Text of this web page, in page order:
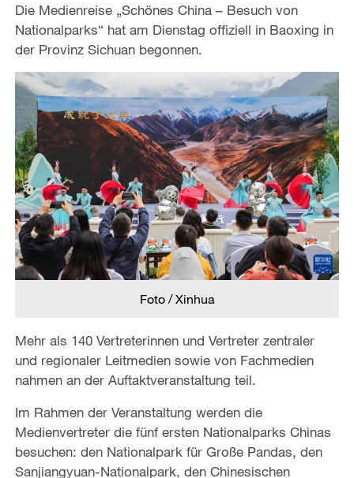
Die Medienreise „Schönes China – Besuch von
Nationalparks“ hat am Dienstag offiziell in Baoxing in
der Provinz Sichuan begonnen.
Foto / Xinhua
Mehr als 140 Vertreterinnen und Vertreter zentraler
und regionaler Leitmedien sowie von Fachmedien
nahmen an der Auftaktveranstaltung teil.
Im Rahmen der Veranstaltung werden die
Medienvertreter die fünf ersten Nationalparks Chinas
besuchen: den Nationalpark für Große Pandas, den
Sanjiangyuan-Nationalpark, den Chinesischen